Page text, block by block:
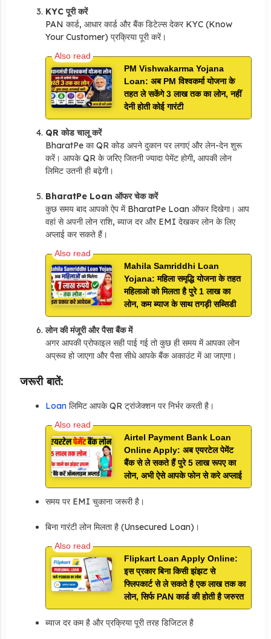
KYC पूरी करें
PAN कार्ड, आधार कार्ड और बैंक डिटेल्स देकर KYC (Know
Your Customer) प्रक्रिया पूरी करें।
PM Vishwakarma Yojana
Loan: अब PM विश्वकर्मा योजना के
तहत ले सकेंगे 3 लाख तक का लोन, नहीं
देनी होती कोई गारंटी
QR कोड चालू करें
BharatPe का QR कोड अपने दुकान पर लगाएं और लेन-देन शुरू
करें। आपके QR के जरिए जितनी ज्यादा पेमेंट होगी, आपकी लोन
लिमिट उतनी ही बढ़ेगी।
BharatPe Loan ऑफर चेक करें
कुछ समय बाद आपको ऐप में BharatPe Loan ऑफर दिखेगा। आप
वहां से अपनी लोन राशि, ब्याज दर और EMI देखकर लोन के लिए
अप्लाई कर सकते हैं।
Mahila Samriddhi Loan
Yojana: महिला समृद्धि योजना के तहत
महिलाओ को मिलता है पुरे 1 लाख का
लोन, कम ब्याज के साथ तगड़ी सब्सिडी
लोन की मंजूरी और पैसा बैंक में
अगर आपकी प्रोफाइल सही पाई गई तो कुछ ही समय में आपका लोन
अप्रूव हो जाएगा और पैसा सीधे आपके बैंक अकाउंट में आ जाएगा।
जरूरी बातें:
Loanलिमिट आपके QR ट्रांजेक्शन पर निर्भर करती है।
Airtel Payment Bank Loan
Online Apply: अब एयरटेल पेमेंट
बैंक से ले सकते हैं पुरे 5 लाख रूपए का
लोन, अभी ऐसे आपके फोन से करे अप्लाई
समय पर EMI चुकाना जरूरी है।
बिना गारंटी लोन मिलता है (Unsecured Loan)।
Flipkart Loan Apply Online:
इस प्रकार बिना किसी झंझट से
फ्लिपकार्ट से ले सकते है एक लाख तक का
लोन, सिर्फ PAN कार्ड की होती है जरुरत
ब्याज दर कम है और प्रक्रिया पूरी तरह डिजिटल है